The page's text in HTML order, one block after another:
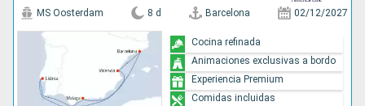
MS Oosterdam 8 d Barcelona 02/12/2027
Cocina refinada
Animaciones exclusivas a bordo
Experiencia Premium
Comidas incluidas